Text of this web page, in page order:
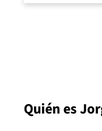
Quién es